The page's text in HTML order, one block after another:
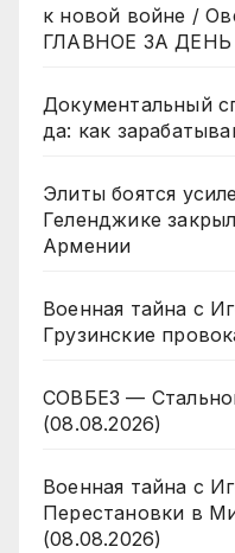
к новой войне /
ГЛАВНОЕ ЗА ДЕНЬ
Документальный
да: как
Элиты боятся
Геленджике
Армении
Военная тайна с
Грузинские
СОВБЕЗ —
(08.08.2026)
Военная тайна с
Перестановки в
(08.08.2026)